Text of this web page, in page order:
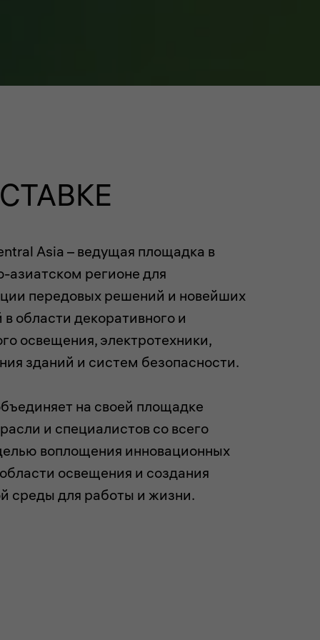
Asia – ведущая площадка в
азиатском регионе для
передовых решений и новейших
в области декоративного и
освещения, электротехники,
зданий и систем безопасности.
на своей площадке
и специалистов со всего
воплощения инновационных
освещения и создания
среды для работы и жизни.